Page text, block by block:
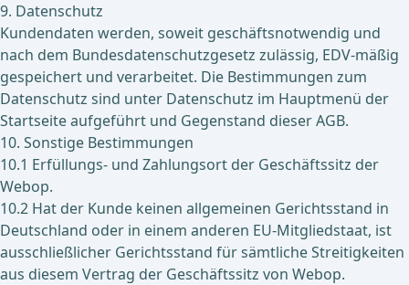
9. Datenschutz
Kundendaten werden, soweit geschäftsnotwendig und
nach dem Bundesdatenschutzgesetz zulässig, EDV-mäßig
gespeichert und verarbeitet. Die Bestimmungen zum
Datenschutz sind unter Datenschutz im Hauptmenü der
Startseite aufgeführt und Gegenstand dieser AGB.
10. Sonstige Bestimmungen
10.1 Erfüllungs- und Zahlungsort der Geschäftssitz der
Webop.
10.2 Hat der Kunde keinen allgemeinen Gerichtsstand in
Deutschland oder in einem anderen EU-Mitgliedstaat, ist
ausschließlicher Gerichtsstand für sämtliche Streitigkeiten
aus diesem Vertrag der Geschäftssitz von Webop.